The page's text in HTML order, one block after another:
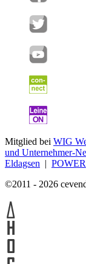
Mitglied bei WIG
und Unternehmer-
Eldagsen | POWER
©2011 - 2026